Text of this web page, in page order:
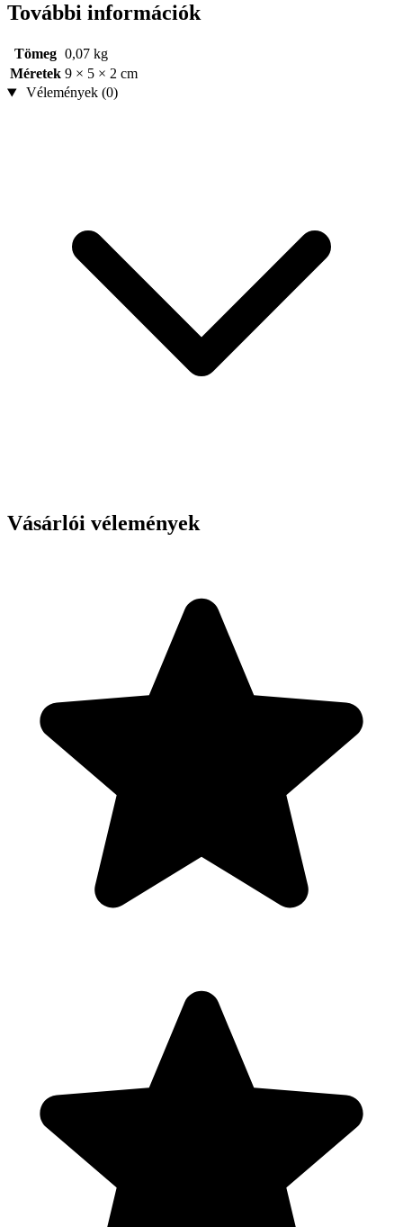
További információk
Tömeg 0,07 kg
Méretek 9 × 5 × 2 cm
Vélemények (0)
Vásárlói vélemények